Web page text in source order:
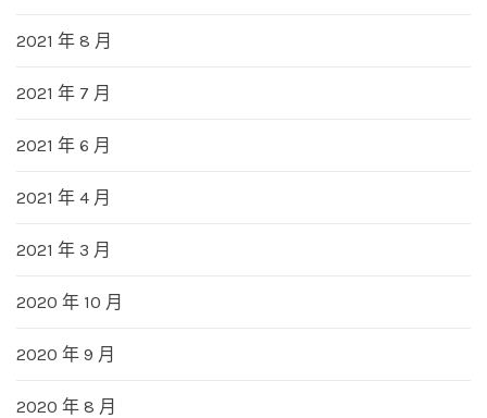
2021 年 8 月
2021 年 7 月
2021 年 6 月
2021 年 4 月
2021 年 3 月
2020 年 10 月
2020 年 9 月
2020 年 8 月